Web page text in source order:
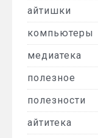
айтишки
компьютеры
медиатека
полезное
полезности
айтитека